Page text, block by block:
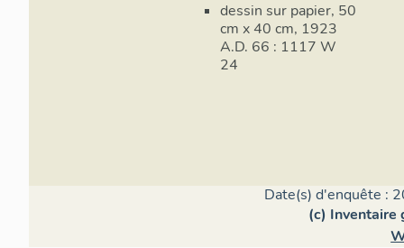
dessin sur papier, 50
cm x 40 cm, 1923
A.D. 66 : 1117 W
24
Date(s) d'enquête :
(c) Inventaire